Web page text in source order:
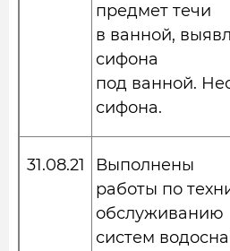
предмет течи
в ванной,
сифона
под ванной.
сифона.
31.08.21
Выполнены
работы по
обслуживанию
систем